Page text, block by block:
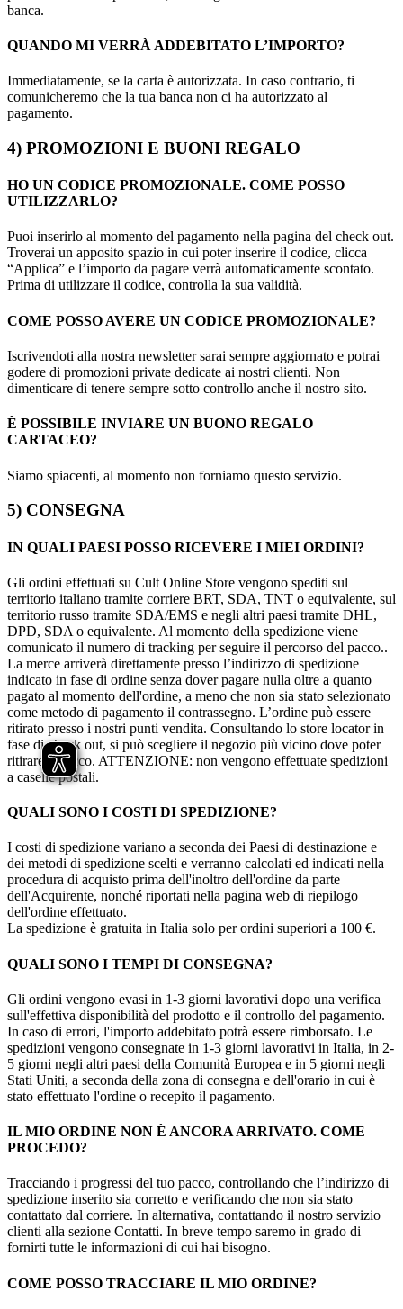
banca.
QUANDO MI VERRÀ ADDEBITATO L’IMPORTO?
Immediatamente, se la carta è autorizzata. In caso contrario, ti
comunicheremo che la tua banca non ci ha autorizzato al
pagamento.
4) PROMOZIONI E BUONI REGALO
HO UN CODICE PROMOZIONALE. COME POSSO
UTILIZZARLO?
Puoi inserirlo al momento del pagamento nella pagina del check out.
Troverai un apposito spazio in cui poter inserire il codice, clicca
“Applica” e l’importo da pagare verrà automaticamente scontato.
Prima di utilizzare il codice, controlla la sua validità.
COME POSSO AVERE UN CODICE PROMOZIONALE?
Iscrivendoti alla nostra newsletter sarai sempre aggiornato e potrai
godere di promozioni private dedicate ai nostri clienti. Non
dimenticare di tenere sempre sotto controllo anche il nostro sito.
È POSSIBILE INVIARE UN BUONO REGALO
CARTACEO?
Siamo spiacenti, al momento non forniamo questo servizio.
5) CONSEGNA
IN QUALI PAESI POSSO RICEVERE I MIEI ORDINI?
Gli ordini effettuati su Cult Online Store vengono spediti sul
territorio italiano tramite corriere BRT, SDA, TNT o equivalente, sul
territorio russo tramite SDA/EMS e negli altri paesi tramite DHL,
DPD, SDA o equivalente. Al momento della spedizione viene
comunicato il numero di tracking per seguire il percorso del pacco..
La merce arriverà direttamente presso l’indirizzo di spedizione
indicato in fase di ordine senza dover pagare nulla oltre a quanto
pagato al momento dell'ordine, a meno che non sia stato selezionato
come metodo di pagamento il contrassegno. L’ordine può essere
ritirato presso i nostri punti vendita. Consultando lo store locator in
fase di check out, si può scegliere il negozio più vicino dove poter
ritirare il pacco. ATTENZIONE: non vengono effettuate spedizioni
a caselle postali.
QUALI SONO I COSTI DI SPEDIZIONE?
I costi di spedizione variano a seconda dei Paesi di destinazione e
dei metodi di spedizione scelti e verranno calcolati ed indicati nella
procedura di acquisto prima dell'inoltro dell'ordine da parte
dell'Acquirente, nonché riportati nella pagina web di riepilogo
dell'ordine effettuato.
La spedizione è gratuita in Italia solo per ordini superiori a 100 €.
QUALI SONO I TEMPI DI CONSEGNA?
Gli ordini vengono evasi in 1-3 giorni lavorativi dopo una verifica
sull'effettiva disponibilità del prodotto e il controllo del pagamento.
In caso di errori, l'importo addebitato potrà essere rimborsato. Le
spedizioni vengono consegnate in 1-3 giorni lavorativi in Italia, in 2-
5 giorni negli altri paesi della Comunità Europea e in 5 giorni negli
Stati Uniti, a seconda della zona di consegna e dell'orario in cui è
stato effettuato l'ordine o recepito il pagamento.
IL MIO ORDINE NON È ANCORA ARRIVATO. COME
PROCEDO?
Tracciando i progressi del tuo pacco, controllando che l’indirizzo di
spedizione inserito sia corretto e verificando che non sia stato
contattato dal corriere. In alternativa, contattando il nostro servizio
clienti alla sezione Contatti. In breve tempo saremo in grado di
fornirti tutte le informazioni di cui hai bisogno.
COME POSSO TRACCIARE IL MIO ORDINE?